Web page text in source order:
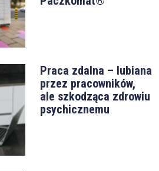
Praca zdalna – lubiana
przez pracowników,
ale szkodząca zdrowiu
psychicznemu